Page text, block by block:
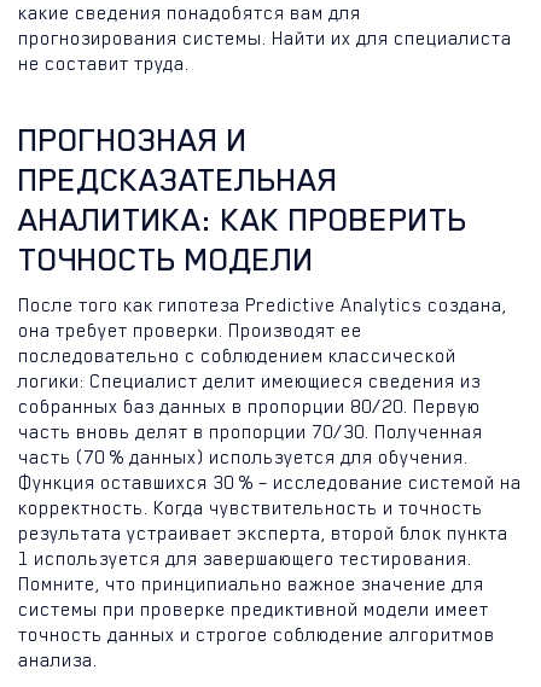
какие сведения понадобятся вам для
прогнозирования системы. Найти их для специалиста
не составит труда.
ПРОГНОЗНАЯ И
ПРЕДСКАЗАТЕЛЬНАЯ
АНАЛИТИКА: КАК ПРОВЕРИТЬ
ТОЧНОСТЬ МОДЕЛИ
После того как гипотеза Predictive Analytics создана,
она требует проверки. Производят ее
последовательно с соблюдением классической
логики: Специалист делит имеющиеся сведения из
собранных баз данных в пропорции 80/20. Первую
часть вновь делят в пропорции 70/30. Полученная
часть (70 % данных) используется для обучения.
Функция оставшихся 30 % – исследование системой на
корректность. Когда чувствительность и точность
результата устраивает эксперта, второй блок пункта
1 используется для завершающего тестирования.
Помните, что принципиально важное значение для
системы при проверке предиктивной модели имеет
точность данных и строгое соблюдение алгоритмов
анализа.